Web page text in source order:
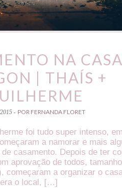
NA
| THAÍS +
- POR FERNANDA FLORET
foi tudo super intenso,
a namorar e mais
casamento. Depois de ter
aprovação de todos,
começaram a organizar o
era o local, […]